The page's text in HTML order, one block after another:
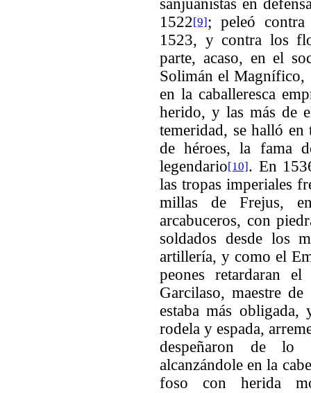
sanjuanistas en
1522[9] ; peleó contra
1523, y contra los
parte, acaso, en el
Solimán el
en la caballeresca
herido, y las más de
temeridad, se halló
de héroes, la fama
legendario[10] . En
las tropas imperiales
millas de Frejus,
arcabuceros, con
soldados desde los
artillería, y como el
peones retardaran
Garcilaso, maestre
estaba más
rodela y espada,
despeñaron de
alcanzándole en la
foso con herida